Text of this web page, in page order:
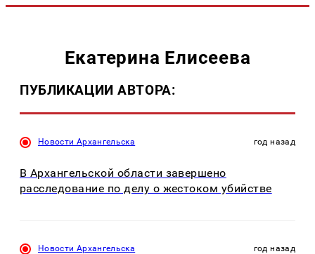
Екатерина Елисеева
ПУБЛИКАЦИИ АВТОРА:
Новости Архангельска год назад
В Архангельской области завершено
расследование по делу о жестоком убийстве
Новости Архангельска год назад